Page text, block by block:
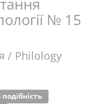
№ 15
/ Philology